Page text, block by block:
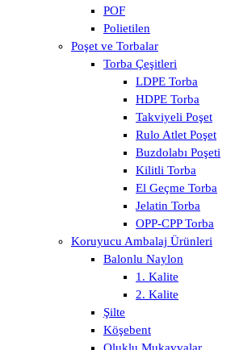
POF
Polietilen
Poşet ve Torbalar
Torba Çeşitleri
LDPE Torba
HDPE Torba
Takviyeli Poşet
Rulo Atlet Poşet
Buzdolabı Poşeti
Kilitli Torba
El Geçme Torba
Jelatin Torba
OPP-CPP Torba
Koruyucu Ambalaj Ürünleri
Balonlu Naylon
1. Kalite
2. Kalite
Şilte
Köşebent